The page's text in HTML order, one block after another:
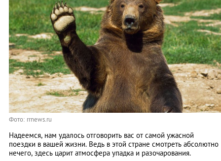
Фото: rrnews.ru
Надеемся, нам удалось отговорить вас от самой ужасной
поездки в вашей жизни. Ведь в этой стране смотреть абсолютно
нечего, здесь царит атмосфера упадка и разочарования.